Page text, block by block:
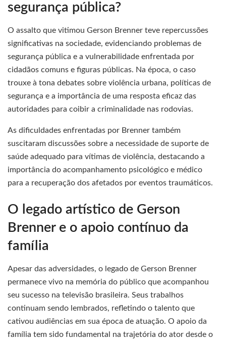
segurança pública?
O assalto que vitimou Gerson Brenner teve repercussões
significativas na sociedade, evidenciando problemas de
segurança pública e a vulnerabilidade enfrentada por
cidadãos comuns e figuras públicas. Na época, o caso
trouxe à tona debates sobre violência urbana, políticas de
segurança e a importância de uma resposta eficaz das
autoridades para coibir a criminalidade nas rodovias.
As dificuldades enfrentadas por Brenner também
suscitaram discussões sobre a necessidade de suporte de
saúde adequado para vítimas de violência, destacando a
importância do acompanhamento psicológico e médico
para a recuperação dos afetados por eventos traumáticos.
O legado artístico de Gerson
Brenner e o apoio contínuo da
família
Apesar das adversidades, o legado de Gerson Brenner
permanece vivo na memória do público que acompanhou
seu sucesso na televisão brasileira. Seus trabalhos
continuam sendo lembrados, refletindo o talento que
cativou audiências em sua época de atuação. O apoio da
família tem sido fundamental na trajetória do ator desde o